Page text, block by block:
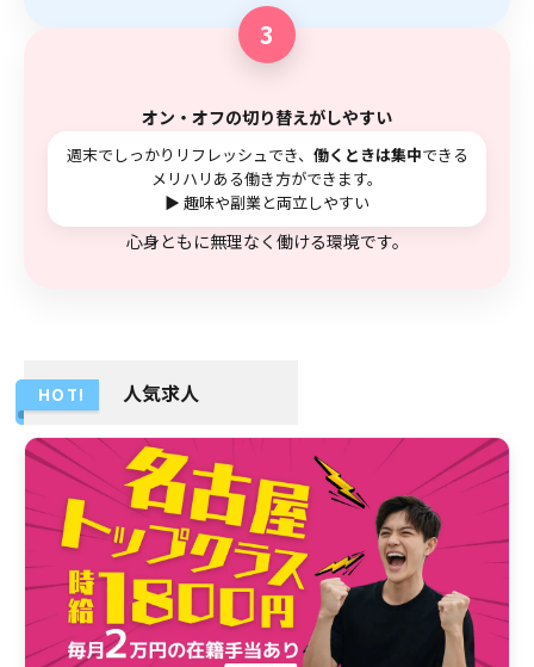
3
オン・オフの切り替えがしやすい
週末でしっかりリフレッシュでき、 働くときは集中できる
メリハリある働き方ができます。
▶ 趣味や副業と両立しやすい
心身ともに無理なく働ける環境です。
HOT! 人気求人